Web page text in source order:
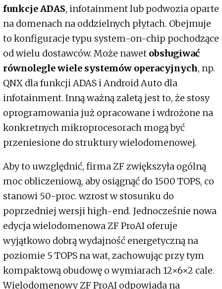
funkcje ADAS, infotainment lub podwozia oparte
na domenach na oddzielnych płytach. Obejmuje
to konfiguracje typu system-on-chip pochodzące
od wielu dostawców. Może nawet obsługiwać
równolegle wiele systemów operacyjnych, np.
QNX dla funkcji ADAS i Android Auto dla
infotainment. Inną ważną zaletą jest to, że stosy
oprogramowania już opracowane i wdrożone na
konkretnych mikroprocesorach mogą być
przeniesione do struktury wielodomenowej.
Aby to uwzględnić, firma ZF zwiększyła ogólną
moc obliczeniową, aby osiągnąć do 1500 TOPS, co
stanowi 50-proc. wzrost w stosunku do
poprzedniej wersji high-end. Jednocześnie nowa
edycja wielodomenowa ZF ProAI oferuje
wyjątkowo dobrą wydajność energetyczną na
poziomie 5 TOPS na wat, zachowując przy tym
kompaktową obudowę o wymiarach 12×6×2 cale.
Wielodomenowy ZF ProAI odpowiada na